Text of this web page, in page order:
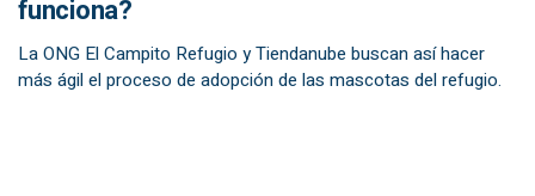
funciona?
La ONG El Campito Refugio y Tiendanube buscan así hacer
más ágil el proceso de adopción de las mascotas del refugio.